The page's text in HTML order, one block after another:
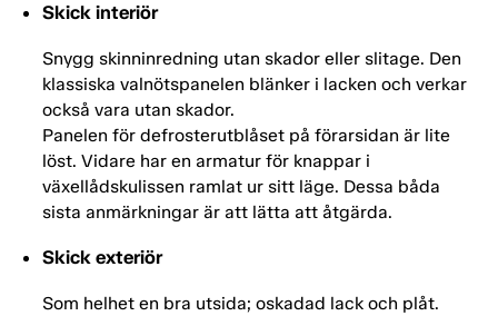
Skick interiör
Snygg skinninredning utan skador eller slitage. Den
klassiska valnötspanelen blänker i lacken och verkar
också vara utan skador.
Panelen för defrosterutblåset på förarsidan är lite
löst. Vidare har en armatur för knappar i
växellådskulissen ramlat ur sitt läge. Dessa båda
sista anmärkningar är att lätta att åtgärda.
Skick exteriör
Som helhet en bra utsida; oskadad lack och plåt.